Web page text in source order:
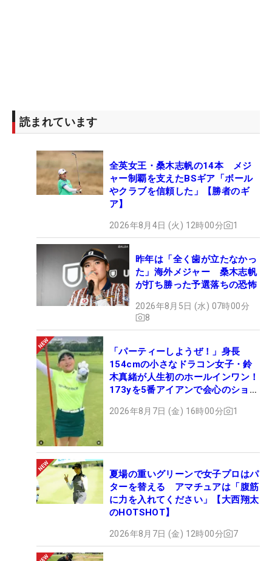
読まれています
全英女王・桑木志帆の14本 メジ
ャー制覇を支えたBSギア「ボール
やクラブを信頼した」【勝者のギ
ア】
2026年8月4日 (火) 12時00分 1
昨年は「全く歯が立たなかっ
た」海外メジャー 桑木志帆
が打ち勝った予選落ちの恐怖
2026年8月5日 (水) 07時00分
8
「パーティーしようぜ！」身長
154cmの小さなドラコン女子・鈴
木真緒が人生初のホールインワン！
173yを5番アイアンで会心のショッ
2026年8月7日 (金) 16時00分 1
夏場の重いグリーンで女子プロはパ
ターを替える アマチュアは「腹筋
に力を入れてください」【大西翔太
のHOTSHOT】
2026年8月7日 (金) 12時00分 7